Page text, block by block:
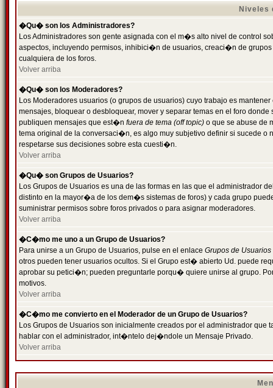
Niveles
�Qu� son los Administradores?
Los Administradores son gente asignada con el m�s alto nivel de control
aspectos, incluyendo permisos, inhibici�n de usuarios, creaci�n de
cualquiera de los foros.
Volver arriba
�Qu� son los Moderadores?
Los Moderadores usuarios (o grupos de usuarios) cuyo trabajo es
mensajes, bloquear o desbloquear, mover y separar temas en el foro
publiquen mensajes que est�n fuera de tema (off topic) o que se abuse de
tema original de la conversaci�n, es algo muy subjetivo definir si sucede
respetarse sus decisiones sobre esta cuesti�n.
Volver arriba
�Qu� son Grupos de Usuarios?
Los Grupos de Usuarios es una de las formas en las que el administrador
distinto en la mayor�a de los dem�s sistemas de foros) y cada grupo
suministrar permisos sobre foros privados o para asignar moderadores.
Volver arriba
�C�mo me uno a un Grupo de Usuarios?
Para unirse a un Grupo de Usuarios, pulse en el enlace Grupos de Usuarios
otros pueden tener usuarios ocultos. Si el Grupo est� abierto Ud. puede
aprobar su petici�n; pueden preguntarle porqu� quiere unirse al grupo.
motivos.
Volver arriba
�C�mo me convierto en el Moderador de un Grupo de Usuarios?
Los Grupos de Usuarios son inicialmente creados por el administrador
hablar con el administrador, int�ntelo dej�ndole un Mensaje Privado.
Volver arriba